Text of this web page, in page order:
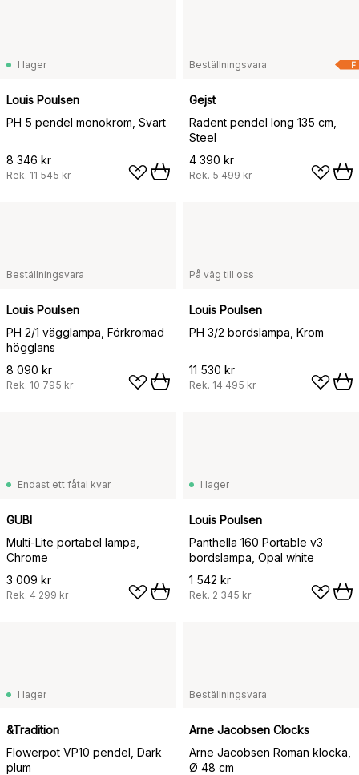
I lager
Louis Poulsen
PH 5 pendel monokrom, Svart
8 346 kr
Rek. 11 545 kr
F
Beställningsvara
Gejst
Radent pendel long 135 cm,
Steel
4 390 kr
Rek. 5 499 kr
Beställningsvara
Louis Poulsen
PH 2/1 vägglampa, Förkromad
högglans
8 090 kr
Rek. 10 795 kr
På väg till oss
Louis Poulsen
PH 3/2 bordslampa, Krom
11 530 kr
Rek. 14 495 kr
Endast ett fåtal kvar
GUBI
Multi-Lite portabel lampa,
Chrome
3 009 kr
Rek. 4 299 kr
I lager
Louis Poulsen
Panthella 160 Portable v3
bordslampa, Opal white
1 542 kr
Rek. 2 345 kr
I lager
&Tradition
Flowerpot VP10 pendel, Dark
plum
Beställningsvara
Arne Jacobsen Clocks
Arne Jacobsen Roman klocka,
Ø 48 cm